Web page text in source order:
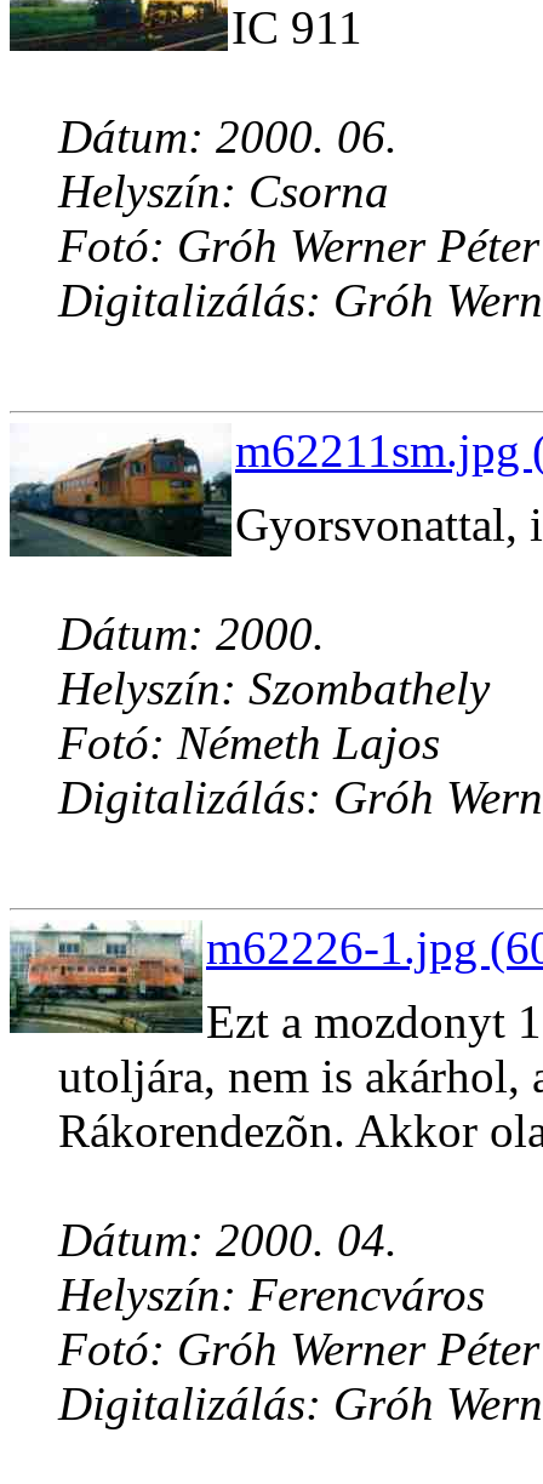
IC 911
Dátum: 2000. 06.
Helyszín: Csorna
Fotó: Gróh Werner Péter
Digitalizálás: Gróh
m62211sm.jpg
Gyorsvonattal,
Dátum: 2000.
Helyszín: Szombathely
Fotó: Németh Lajos
Digitalizálás: Gróh
m62226-1.jpg
Ezt a mozdonyt
utoljára, nem is akárhol,
Rákorendezõn. Akkor
Dátum: 2000. 04.
Helyszín: Ferencváros
Fotó: Gróh Werner Péter
Digitalizálás: Gróh